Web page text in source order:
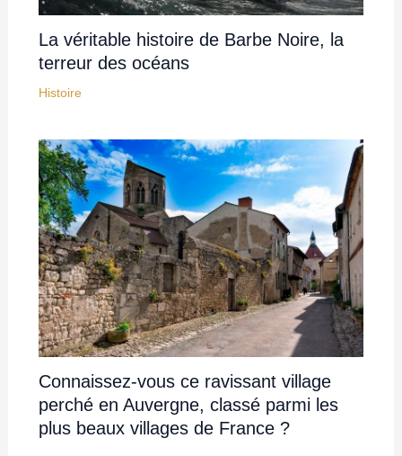
La véritable histoire de Barbe Noire, la
terreur des océans
Histoire
Connaissez-vous ce ravissant village
perché en Auvergne, classé parmi les
plus beaux villages de France ?